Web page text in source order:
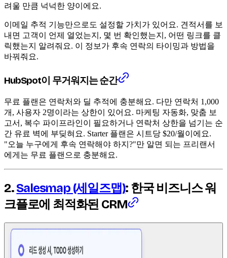
려울 만큼 넉넉한 양이에요.
이메일 추적 기능만으로도 설정할 가치가 있어요. 견적서를 보
내면 고객이 언제 열었는지, 몇 번 확인했는지, 어떤 링크를 클
릭했는지 알려줘요. 이 정보가 후속 연락의 타이밍과 방법을
바꿔줘요.
HubSpot이 무거워지는 순간
무료 플랜은 연락처와 딜 추적에 충분해요. 다만 연락처 1,000
개, 사용자 2명이라는 상한이 있어요. 마케팅 자동화, 맞춤 보
고서, 복수 파이프라인이 필요하거나 연락처 상한을 넘기는 순
간 유료 벽에 부딪혀요. Starter 플랜은 시트당 $20/월이에요.
"오늘 누구에게 후속 연락해야 하지?"만 알면 되는 프리랜서
에게는 무료 플랜으로 충분해요.
2.Salesmap (세일즈맵): 한국 비즈니스 워
크플로에 최적화된 CRM